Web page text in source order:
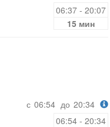
06:37 - 20:07
15 мин
с 06:54 до 20:34
06:54 - 20:34